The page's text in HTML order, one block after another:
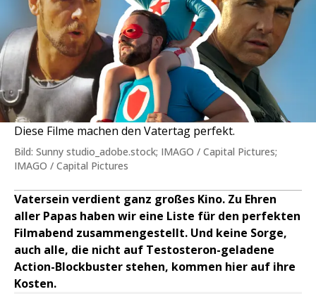
Diese Filme machen den Vatertag perfekt.
Bild: Sunny studio_adobe.stock; IMAGO / Capital Pictures;
IMAGO / Capital Pictures
Vatersein verdient ganz großes Kino. Zu Ehren
aller Papas haben wir eine Liste für den perfekten
Filmabend zusammengestellt. Und keine Sorge,
auch alle, die nicht auf Testosteron-geladene
Action-Blockbuster stehen, kommen hier auf ihre
Kosten.